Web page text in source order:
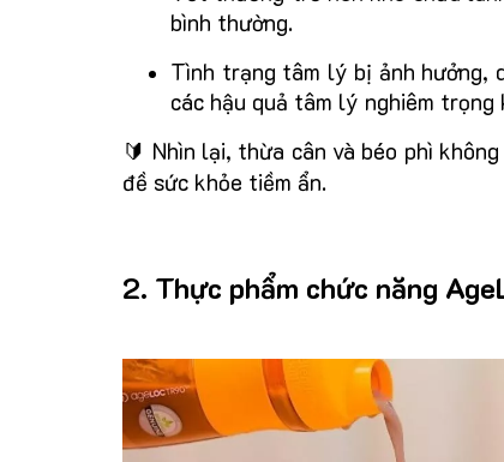
bình thường.
Tình trạng tâm lý bị ảnh hưởng,
các hậu quả tâm lý nghiêm trọng
🔰 Nhìn lại, thừa cân và béo phì
đề sức khỏe tiềm ẩn.
2. Thực phẩm chức năng